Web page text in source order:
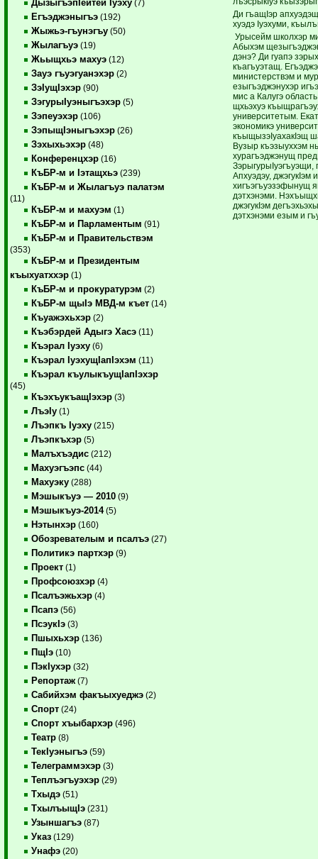
ДызыгъэпIейтей Iуэху (7)
Егъэджэныгъэ (192)
Жыжьэ-гъунэгъу (50)
Жылагъуэ (19)
Жьыщхьэ махуэ (12)
Зауэ гъуэгуанэхэр (2)
ЗэIущIэхэр (90)
ЗэгурыIуэныгъэхэр (5)
Зэпеуэхэр (106)
ЗэпыщIэныгъэхэр (26)
Зэхыхьэхэр (48)
Конференцхэр (16)
КъБР-м и Iэтащхьэ (239)
КъБР-м и Жылагъуэ палатэм
(11)
КъБР-м и махуэм (1)
КъБР-м и Парламентым (91)
КъБР-м и Правительствэм
(353)
КъБР-м и Президентым
къыхуатххэр (1)
КъБР-м и прокуратурэм (2)
КъБР-м щыIэ МВД-м къет (14)
Къуажэхьхэр (2)
Къэбэрдей Адыгэ Хасэ (11)
Къэрал Iуэху (6)
Къэрал IуэхущIапIэхэм (11)
Къэрал къулыкъущIапIэхэр
(45)
КъэхъукъащIэхэр (3)
ЛъэIу (1)
Лъэпкъ Iуэху (215)
Лъэпкъхэр (5)
Малъхъэдис (212)
Махуэгъэпс (44)
Махуэку (288)
Мэшыкъуэ — 2010 (9)
Мэшыкъуэ-2014(5)
Нэтынхэр (160)
Обозревателым и псалъэ (27)
Политикэ партхэр (9)
Проект (1)
Профсоюзхэр (4)
Псалъэжьхэр (4)
Псапэ (56)
ПсэукIэ (3)
Пшыхьхэр (136)
ПщIэ (10)
ПэкIухэр (32)
Репортаж (7)
Сабийхэм факъыхуеджэ (2)
Спорт (24)
Спорт хъыбархэр (496)
Театр (8)
ТекIуэныгъэ (59)
Телеграммэхэр (3)
Теплъэгъуэхэр (29)
Тхыдэ (51)
ТхылъыщIэ (231)
Узыншагъэ (87)
Указ (129)
Унафэ (20)
Ди гъащIэр
хуэдэ Iуэхуми,
Урысейм школхэр
Абыхэм
дэнэ? Ди гуапэ
къагъуэтащ.
министерствэм и
езыгъэджэнухэр
мис а Калугэ
щхьэхуэ
университетым.
экономикэ
къыщызэIуахакIэщ
Вузыр къэзыуххэм
хурагъэджэнущ
ЗэрыгурыIуэгъуэщи,
Апхуэдэу, джэгукIэм
хигъэгъуэзэфынущ
дэтхэнэми.
джэгукIэм
дэтхэнэми езым и